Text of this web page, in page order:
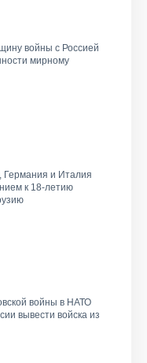
войны с Россией
мирному
Германия и Италия
к 18-летию
войны в НАТО
вывести войска из